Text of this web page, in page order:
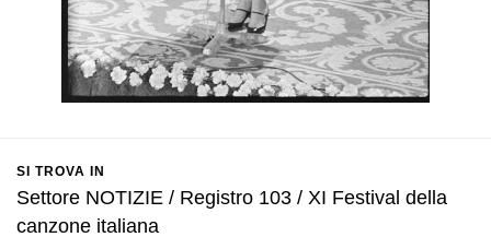
SI TROVA IN
Settore NOTIZIE / Registro 103 / XI Festival della
canzone italiana